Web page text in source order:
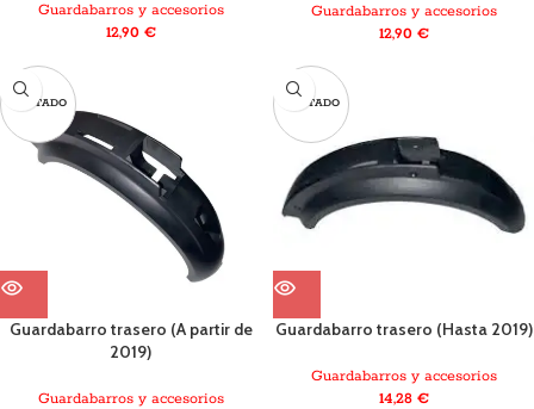
Guardabarros y accesorios
12,90 €
Guardabarros y accesorios
12,90 €
AGOTADO
Guardabarro trasero (A partir de
2019)
Guardabarros y accesorios
AGOTADO
Guardabarro trasero (Hasta 2019)
Guardabarros y accesorios
14,28 €